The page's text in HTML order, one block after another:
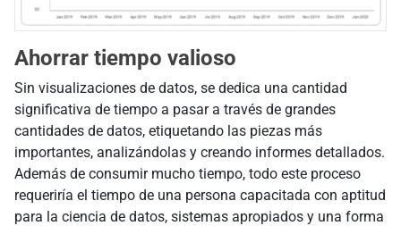
Ahorrar tiempo valioso
Sin visualizaciones de datos, se dedica una cantidad
significativa de tiempo a pasar a través de grandes
cantidades de datos, etiquetando las piezas más
importantes, analizándolas y creando informes detallados.
Además de consumir mucho tiempo, todo este proceso
requeriría el tiempo de una persona capacitada con aptitud
para la ciencia de datos, sistemas apropiados y una forma